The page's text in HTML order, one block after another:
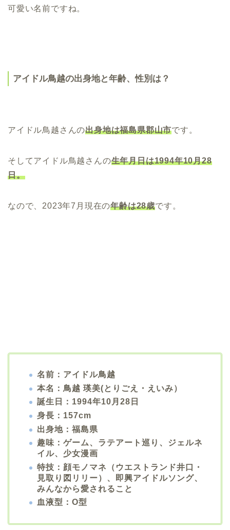
可愛い名前ですね。
アイドル鳥越の出身地と年齢、性別は？
アイドル鳥越さんの出身地は福島県郡山市です。
そしてアイドル鳥越さんの生年月日は1994年10月28
日。
なので、2023年7月現在の年齢は28歳です。
名前：アイドル鳥越
本名：鳥越 瑛美(とりごえ・えいみ）
誕生日：1994年10月28日
身長：157cm
出身地：福島県
趣味：ゲーム、ラテアート巡り、ジェルネ
イル、少女漫画
特技：顔モノマネ（ウエストランド井口・
見取り図リリー）、即興アイドルソング、
みんなから愛されること
血液型：O型